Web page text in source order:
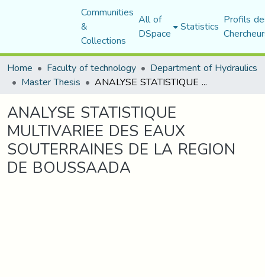
Communities
&
Collections
All of
DSpace Statistics Profils
Home
Faculty of technology Department of Hydraulics
Master Thesis ANALYSE STATISTIQUE MULTIVARIEE DES EAUX SOUTERRAINES DE LA REGION DE BOUSSAADA
ANALYSE STATISTIQUE
MULTIVARIEE DES EAUX
SOUTERRAINES DE LA REGION
DE BOUSSAADA